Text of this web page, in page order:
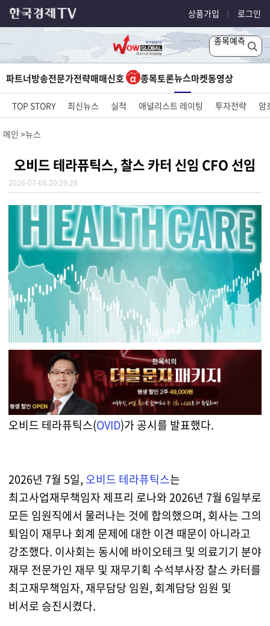
상품가입 로그인
종목예측
파트너방송전문가전략매매신호 종목토론뉴스마켓동영상
TOP STORY 최신뉴스 실적 애널리스트 레이팅 투자전략 암
메인 뉴스
오비드 테라퓨틱스, 찰스 카터 신임 CFO 선임
2026-07-08 20:29:28
오비드 테라퓨틱스(OVID)가 공시를 발표했다.
2026년 7월 5일, 오비드 테라퓨틱스는
최고사업재무책임자 제프리 로나와 2026년 7월 6일부로
모든 임원직에서 물러나는 것에 합의했으며, 회사는 그의
퇴임이 재무나 회계 문제에 대한 이견 때문이 아니라고
강조했다. 이사회는 동시에 바이오테크 및 의료기기 분야
재무 전문가인 재무 및 재무기획 수석부사장 찰스 카터를
최고재무책임자, 재무담당 임원, 회계담당 임원 및
비서로 승진시켰다.